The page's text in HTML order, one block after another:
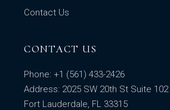
Contact Us
CONTACT US
Phone: +1 (561) 433-2426
Address: 2025 SW 20th St Suite 102
Fort Lauderdale, FL 33315